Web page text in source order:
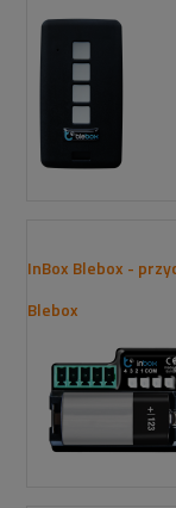
InBox Blebox -
Blebox